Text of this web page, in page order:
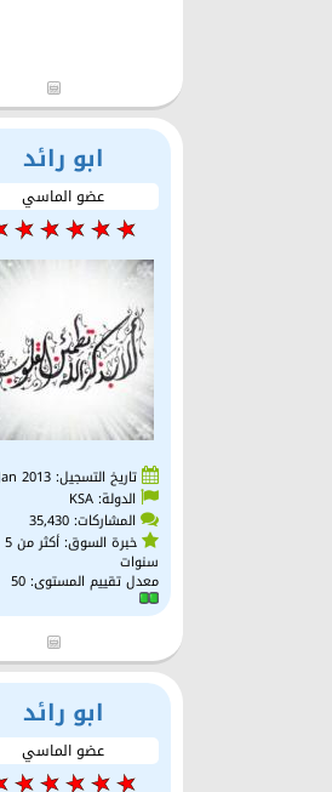
ابو رائد
عضو الماسي
تاريخ التسجيل: Jan 2013
الدولة: KSA
المشاركات: 35,430
خبرة السوق: أكثر من 5
سنوات
معدل تقييم المستوى:50
ابو رائد
عضو الماسي